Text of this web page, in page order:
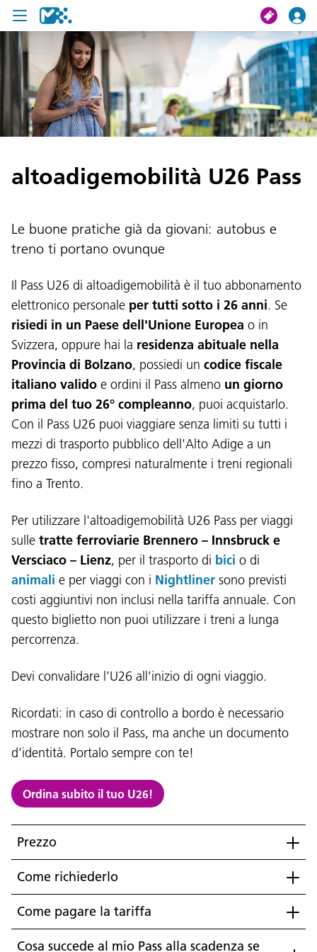
Cerca
Il mio viaggio
Pass U19
Progetti
Lingua:
DEU
ITA LAD ENG
altoadigemobilità U26 Pass
Le buone pratiche già da giovani: autobus e
treno ti portano ovunque
Il Pass U26 di altoadigemobilità è il tuo abbonamento
elettronico personale per tutti sotto i 26 anni. Se
risiedi in un Paese dell'Unione Europea o in
Svizzera, oppure hai la residenza abituale nella
Provincia di Bolzano, possiedi un codice fiscale
italiano valido e ordini il Pass almeno un giorno
prima del tuo 26° compleanno, puoi acquistarlo.
Con il Pass U26 puoi viaggiare senza limiti su tutti i
mezzi di trasporto pubblico dell'Alto Adige a un
prezzo fisso, compresi naturalmente i treni regionali
fino a Trento.
Per utilizzare l'altoadigemobilità U26 Pass per viaggi
sulle tratte ferroviarie Brennero – Innsbruck e
Versciaco – Lienz, per il trasporto di bici o di
animali e per viaggi con i Nightliner sono previsti
costi aggiuntivi non inclusi nella tariffa annuale. Con
questo biglietto non puoi utilizzare i treni a lunga
percorrenza.
Devi convalidare l’U26 all’inizio di ogni viaggio.
Ricordati: in caso di controllo a bordo è necessario
mostrare non solo il Pass, ma anche un documento
d’identità. Portalo sempre con te!
Ordina subito il tuo U26!
Prezzo
Come richiederlo
Come pagare la tariffa
Cosa succede al mio Pass alla scadenza se